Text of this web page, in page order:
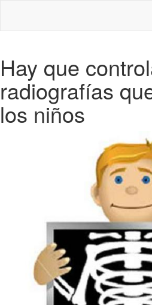
Hay que
radiografías
los niños